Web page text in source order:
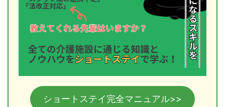
ショートステイ完全マニュアル>>